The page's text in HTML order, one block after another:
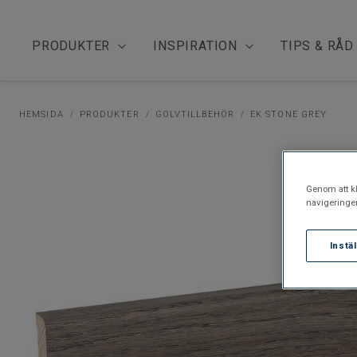
PRODUKTER INSPIRATION TIPS & RÅD
HEMSIDA PRODUKTER GOLVTILLBEHÖR EK STONE GREY
Genom att